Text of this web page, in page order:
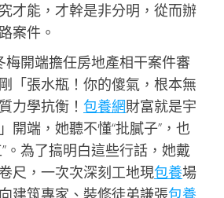
才能，才幹是非分明，從而辦
案件。
梅開端擔任房地產相干案件審
「張水瓶！你的傻氣，根本無
力學抗衡！ 包養網財富就是宇
開端，她聽不懂“批膩子”，也
。為了搞明白這些行話，她戴
尺，一次次深刻工地現包養場
建筑專家、裝修徒弟謙張包養